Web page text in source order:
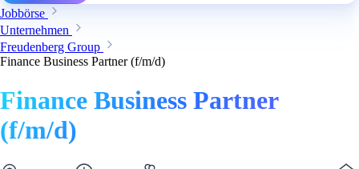
Jobbörse
Unternehmen
Freudenberg Group
Finance Business Partner (f/m/d)
Finance Business Partner
(f/m/d)